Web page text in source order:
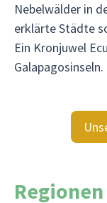
Nebelwälder in
erklärte Städte
Ein Kronjuwel
Galapagosinseln.